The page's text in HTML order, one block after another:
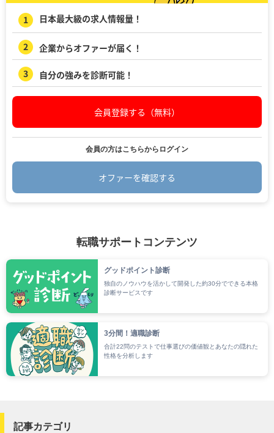
日本最大級の求人情報量！
企業からオファーが届く！
自分の強みを診断可能！
会員登録する（無料）
会員の方はこちらからログイン
オファーを確認する
転職サポートコンテンツ
グッドポイント診断
独自のノウハウを活かして開発した約30分でできる本格
診断サービスです
3分間！適職診断
合計22問のテストで仕事選びの価値観とあなたの隠れた
性格を分析します
記事カテゴリ